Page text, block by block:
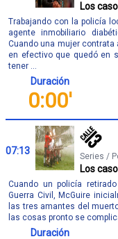
Los
Trabajando con la policía
agente inmobiliario
Cuando una mujer contrata
en efectivo que quedó en
tener ...
Duración
0:00'
07:13 Series /
Los
Cuando un policía
Guerra Civil, McGuire
las tres amantes del
las cosas pronto se
Duración